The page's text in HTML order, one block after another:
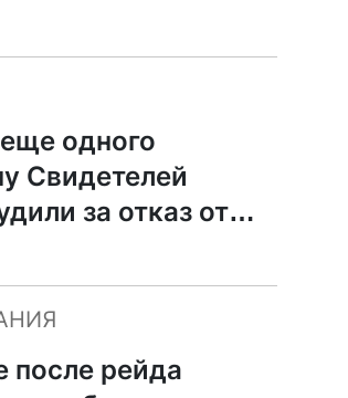
одного
Свидетелей
за отказ от
после рейда